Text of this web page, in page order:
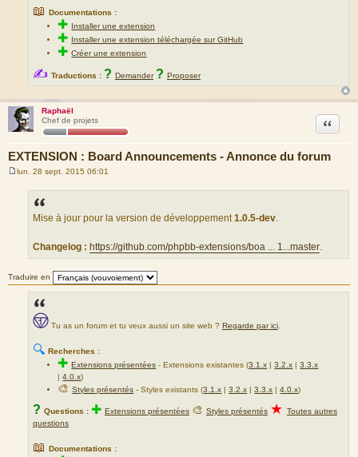
📖 Documentations :
✚ Installer une extension
✚ Installer une extension téléchargée sur GitHub
✚Créer une extension
✍ Traductions : ? Demander ? Proposer
Raphaël
Chef de projets
EXTENSION : Board Announcements - Annonce du forum
Citation
lun. 28 sept. 2015 06:01
Mise à jour pour la version de développement1.0.5-dev.
Changelog : https://github.com/phpbb-extensions/boa ... 1...master.
Traduire en
Tu as un forum et tu veux aussi un site web ? Regarde par ici
🔍 Recherches :
✚Extensions présentées -Extensions existantes (3.1.x |3.2.x |3.3.x
|4.0.x)
🎨Styles présentés - Styles existants (3.1.x |3.2.x |3.3.x |4.0.x)
? Questions : ✚ Extensions présentées 🎨 Styles présentés ★ Toutes autres
questions
📖 Documentations :